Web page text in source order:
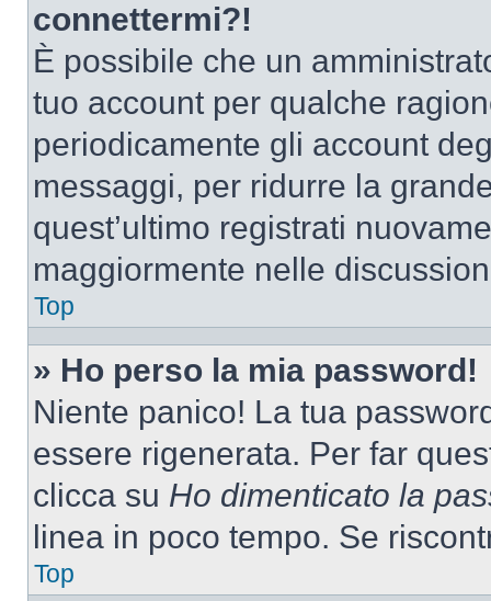
connettermi?!
È possibile che un
tuo account per qualche
periodicamente gli account
messaggi, per ridurre la
quest’ultimo registrati
maggiormente nelle
Top
» Ho perso la mia password!
Niente panico! La tua
essere rigenerata. Per far
clicca su Ho dimenticato la
linea in poco tempo. Se
Top